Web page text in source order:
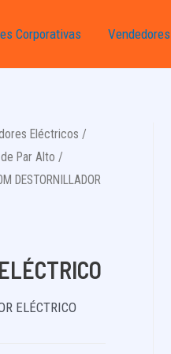
Corporativas Vendedores
Eléctricos /
Par Alto /
DESTORNILLADOR
ELÉCTRICO